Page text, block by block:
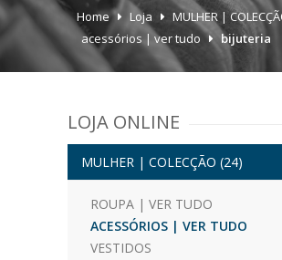
Home Loja
MULHER |
acessórios | ver tudo
bijuteria
LOJA ONLINE
MULHER | COLECÇÃO (24)
ROUPA | VER TUDO
ACESSÓRIOS | VER TUDO
VESTIDOS